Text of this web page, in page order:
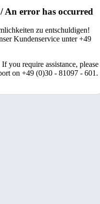
An error has occurred
zu entschuldigen!
Kundenservice unter +49
you require assistance, please
on +49 (0)30 - 81097 - 601.